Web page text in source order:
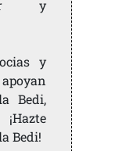
y
y
Bedi,
Bedi!